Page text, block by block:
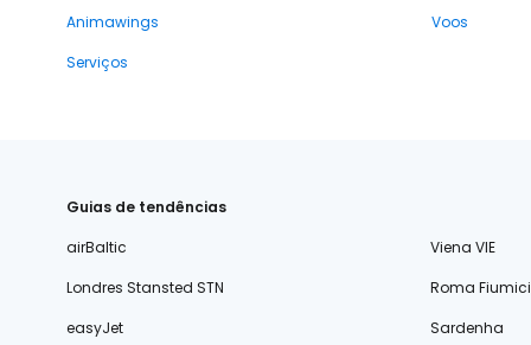
Animawings
Voos
Serviços
Guias de tendências
airBaltic
Viena VIE
Londres Stansted STN
Roma
easyJet
Sardenha